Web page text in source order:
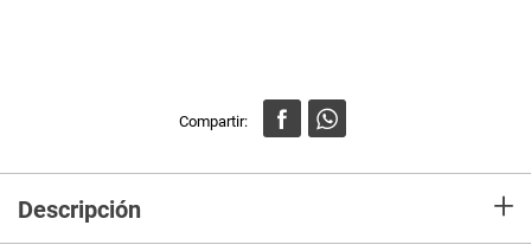
Descripción +